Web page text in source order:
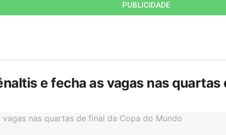
PUBLICIDADE
e fecha as vagas nas